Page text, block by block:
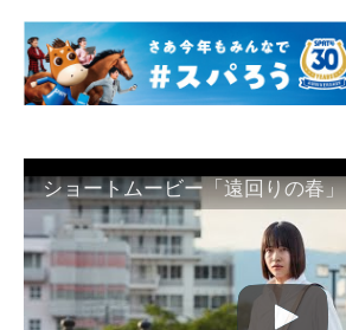
ショートムービー「遠回りの春」